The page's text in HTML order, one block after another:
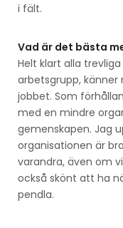
i fält.
Vad är det bästa
Helt klart alla
arbetsgrupp,
jobbet. Som
med en mindre
gemenskapen. Jag
organisationen är
varandra, även om
också skönt att ha
pendla.